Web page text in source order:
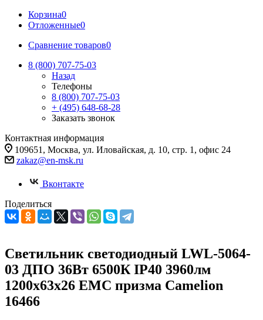
Корзина0
Отложенные0
Сравнение товаров0
8 (800) 707-75-03
Назад
Телефоны
8 (800) 707-75-03
+ (495) 648-68-28
Заказать звонок
Контактная информация
109651, Москва, ул. Иловайская, д. 10, стр. 1, офис 24
zakaz@en-msk.ru
Вконтакте
Поделиться
Светильник светодиодный LWL-5064-
03 ДПО 36Вт 6500К IP40 3960лм
1200х63х26 ЕМС призма Camelion
16466